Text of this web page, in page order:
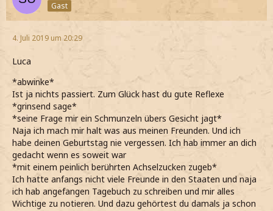
Gast
4. Juli 2019 um 20:29
Luca
*abwinke*
Ist ja nichts passiert. Zum Glück hast du gute Reflexe
*grinsend sage*
*seine Frage mir ein Schmunzeln übers Gesicht jagt*
Naja ich mach mir halt was aus meinen Freunden. Und ich
habe deinen Geburtstag nie vergessen. Ich hab immer an dich
gedacht wenn es soweit war
*mit einem peinlich berührten Achselzucken zugeb*
Ich hatte anfangs nicht viele Freunde in den Staaten und naja
ich hab angefangen Tagebuch zu schreiben und mir alles
Wichtige zu notieren. Und dazu gehörtest du damals ja schon